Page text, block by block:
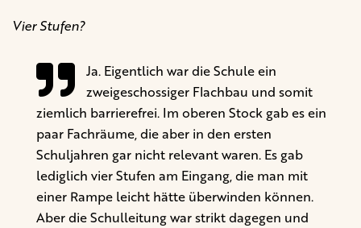
Vier Stufen?
Ja. Eigentlich war die Schule ein
zweigeschossiger Flachbau und somit
ziemlich barrierefrei. Im oberen Stock gab es ein
paar Fachräume, die aber in den ersten
Schuljahren gar nicht relevant waren. Es gab
lediglich vier Stufen am Eingang, die man mit
einer Rampe leicht hätte überwinden können.
Aber die Schulleitung war strikt dagegen und